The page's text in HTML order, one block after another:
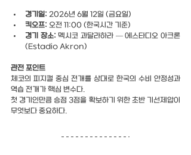
경기일: 2026년 6월 12일 (금요일)
킥오프: 오전 11:00 (한국시간 기준)
경기 장소: 멕시코 과달라하라 — 에스타디오 아크론
(Estadio Akron)
관전 포인트
체코의 피지컬 중심 전개를 상대로 한국의 수비 안정성과
역습 전개가 핵심 변수다.
첫 경기인만큼 승점 3점을 확보하기 위한 초반 기선제압이
무엇보다 중요하다.